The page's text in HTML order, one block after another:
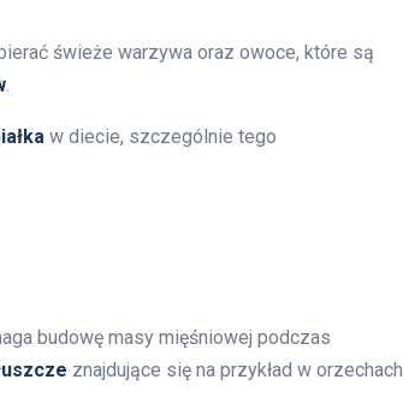
świeże warzywa oraz owoce, które są
w diecie, szczególnie tego
budowę masy mięśniowej podczas
znajdujące się na przykład w orzechach